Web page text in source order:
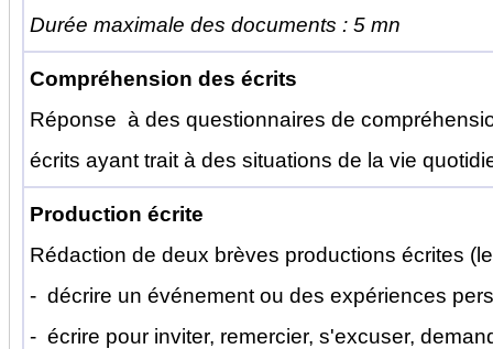
Durée maximale des documents : 5 mn
Compréhension des écrits
Réponse à des questionnaires de
écrits ayant trait à des situations de la vie
Production écrite
Rédaction de deux brèves productions écrites
- décrire un événement ou des expériences
- écrire pour inviter, remercier, s'excuser,